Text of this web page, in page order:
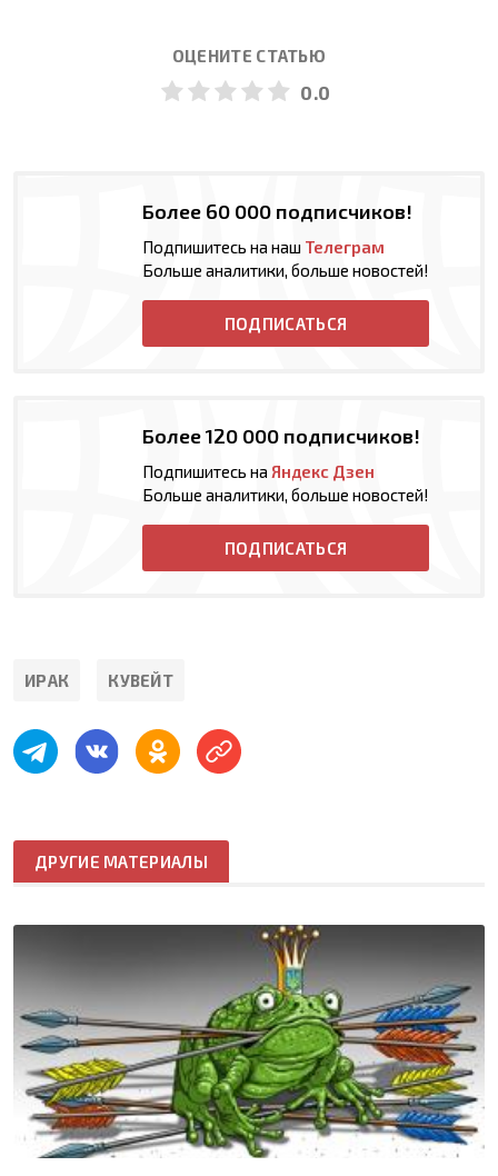
ОЦЕНИТЕ СТАТЬЮ
0.0
Более 60 000 подписчиков!
Подпишитесь на наш Телеграм
Больше аналитики, больше новостей!
ПОДПИСАТЬСЯ
Более 120 000 подписчиков!
Подпишитесь на Яндекс Дзен
Больше аналитики, больше новостей!
ПОДПИСАТЬСЯ
ИРАК КУВЕЙТ
ДРУГИЕ МАТЕРИАЛЫ